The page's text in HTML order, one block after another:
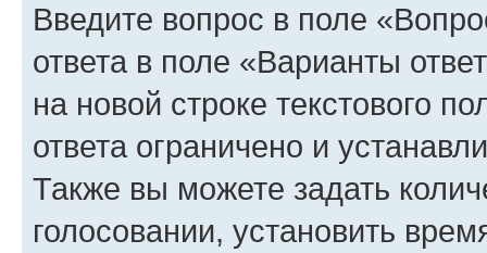
Введите вопрос в поле
ответа в поле «Варианты
на новой строке текстового
ответа ограничено и
Также вы можете задать
голосовании, установить